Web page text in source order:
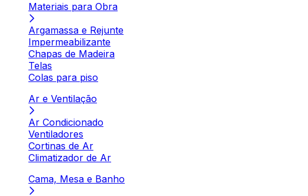
Materiais para Obra
Argamassa e Rejunte
Impermeabilizante
Chapas de Madeira
Telas
Colas para piso
Ar e Ventilação
Ar Condicionado
Ventiladores
Cortinas de Ar
Climatizador de Ar
Cama, Mesa e Banho